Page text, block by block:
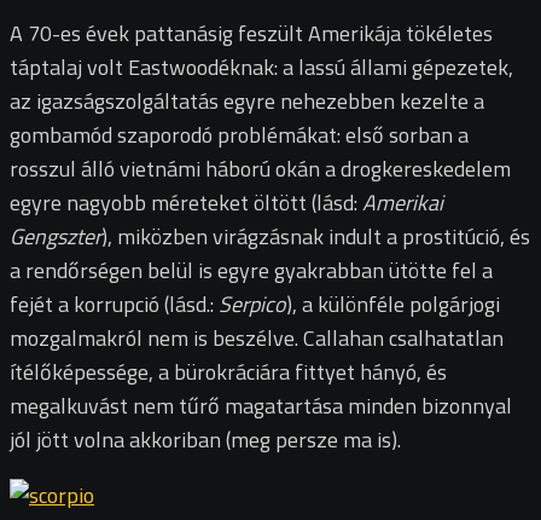
A 70-es évek pattanásig feszült Amerikája tökéletes
táptalaj volt Eastwoodéknak: a lassú állami gépezetek,
az igazságszolgáltatás egyre nehezebben kezelte a
gombamód szaporodó problémákat: első sorban a
rosszul álló vietnámi háború okán a drogkereskedelem
egyre nagyobb méreteket öltött (lásd:Amerikai
Gengszter), miközben virágzásnak indult a prostitúció, és
a rendőrségen belül is egyre gyakrabban ütötte fel a
fejét a korrupció (lásd.: Serpico), a különféle polgárjogi
mozgalmakról nem is beszélve. Callahan csalhatatlan
ítélőképessége, a bürokráciára fittyet hányó, és
megalkuvást nem tűrő magatartása minden bizonnyal
jól jött volna akkoriban (meg persze ma is).